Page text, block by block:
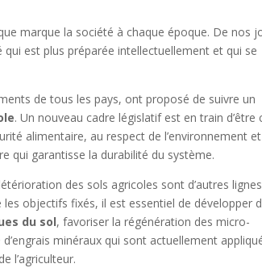
marque la société à chaque époque. De nos
est plus préparée intellectuellement et qui se
de tous les pays, ont proposé de suivre un
. Un nouveau cadre législatif est en train d’être
alimentaire, au respect de l’environnement
qui garantisse la durabilité du système.
des sols agricoles sont d’autres lignes
objectifs fixés, il est essentiel de développer
du sol, favoriser la régénération des micro-
minéraux qui sont actuellement
l’agriculteur.